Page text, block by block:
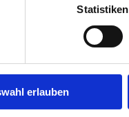
Statistiken
erlauben
match
below or